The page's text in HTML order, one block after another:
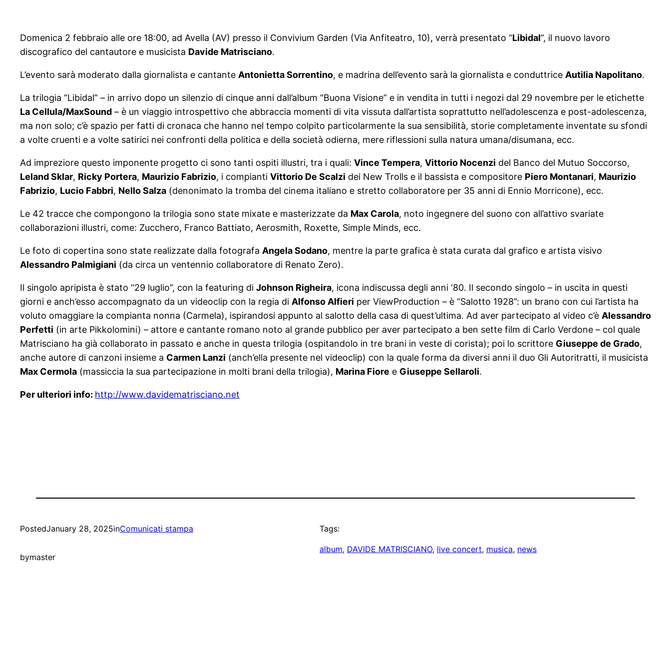
Domenica 2 febbraio alle ore 18:00, ad Avella (AV) presso il Convivium Garden (Via Anfiteatro, 10), verrà presentato “Libidal”, il nuovo lavoro
discografico del cantautore e musicista Davide Matrisciano.
L’evento sarà moderato dalla giornalista e cantante Antonietta Sorrentino, e madrina dell’evento sarà la giornalista e conduttrice Autilia Napolitano.
La trilogia “Libidal” – in arrivo dopo un silenzio di cinque anni dall’album “Buona Visione” e in vendita in tutti i negozi dal 29 novembre per le etichette
La Cellula/MaxSound – è un viaggio introspettivo che abbraccia momenti di vita vissuta dall’artista soprattutto nell’adolescenza e post-adolescenza,
ma non solo; c’è spazio per fatti di cronaca che hanno nel tempo colpito particolarmente la sua sensibilità, storie completamente inventate su sfondi
a volte cruenti e a volte satirici nei confronti della politica e della società odierna, mere riflessioni sulla natura umana/disumana, ecc.
Ad impreziore questo imponente progetto ci sono tanti ospiti illustri, tra i quali: Vince Tempera, Vittorio Nocenzi del Banco del Mutuo Soccorso,
Leland Sklar, Ricky Portera, Maurizio Fabrizio, i compianti Vittorio De Scalzi dei New Trolls e il bassista e compositore Piero Montanari, Maurizio
Fabrizio, Lucio Fabbri, Nello Salza (denonimato la tromba del cinema italiano e stretto collaboratore per 35 anni di Ennio Morricone), ecc.
Le 42 tracce che compongono la trilogia sono state mixate e masterizzate da Max Carola, noto ingegnere del suono con all’attivo svariate
collaborazioni illustri, come: Zucchero, Franco Battiato, Aerosmith, Roxette, Simple Minds, ecc.
Le foto di copertina sono state realizzate dalla fotografa Angela Sodano, mentre la parte grafica è stata curata dal grafico e artista visivo
Alessandro Palmigiani (da circa un ventennio collaboratore di Renato Zero).
Il singolo apripista è stato “29 luglio”, con la featuring di Johnson Righeira, icona indiscussa degli anni ‘80. Il secondo singolo – in uscita in questi
giorni e anch’esso accompagnato da un videoclip con la regia di Alfonso Alfieri per ViewProduction – è “Salotto 1928”: un brano con cui l’artista ha
voluto omaggiare la compianta nonna (Carmela), ispirandosi appunto al salotto della casa di quest’ultima. Ad aver partecipato al video c’è Alessandro
Perfetti (in arte Pikkolomini) – attore e cantante romano noto al grande pubblico per aver partecipato a ben sette film di Carlo Verdone – col quale
Matrisciano ha già collaborato in passato e anche in questa trilogia (ospitandolo in tre brani in veste di corista); poi lo scrittore Giuseppe de Grado,
anche autore di canzoni insieme a Carmen Lanzi (anch’ella presente nel videoclip) con la quale forma da diversi anni il duo Gli Autoritratti, il musicista
Max Cermola (massiccia la sua partecipazione in molti brani della trilogia), Marina Fiore e Giuseppe Sellaroli.
Per ulteriori info: http://www.davidematrisciano.net
PostedJanuary 28, 2025inComunicati stampa
bymaster
Tags:
album, DAVIDE MATRISCIANO, live concert, musica, news